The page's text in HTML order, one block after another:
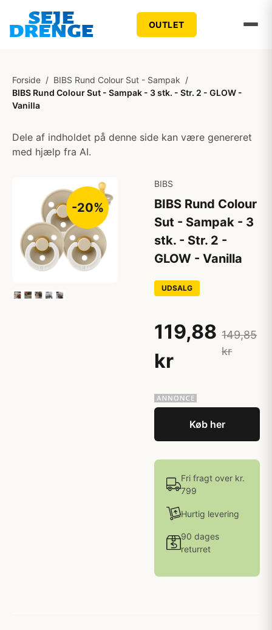
OUTLET
Forside / BIBS Rund Colour Sut - Sampak /
BIBS Rund Colour Sut - Sampak - 3 stk. - Str. 2 - GLOW -
Vanilla
Dele af indholdet på denne side kan være genereret
med hjælp fra AI.
-20%
BIBS
BIBS Rund Colour
Sut - Sampak - 3
stk. - Str. 2 -
GLOW - Vanilla
UDSALG
119,88
kr
149,85
kr
Køb her
Fri fragt over kr.
799
Hurtig levering
90 dages
returret